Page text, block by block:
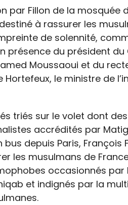
de solennité,
présence du président
Moussaoui et du
Hortefeux, le ministre de
triés sur le volet dont
accrédités par
depuis Paris, François
les musulmans de
occasionnés par
et indignés par la